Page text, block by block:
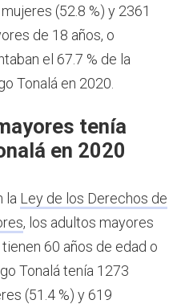
(52.8 %) y 2361
de 18 años, o
el 67.7 % de la
Tonalá en 2020.
tenía
en 2020
la Ley de los Derechos de
, los adultos mayores
60 años de edad o
Tonalá tenía 1273
(51.4 %) y 619